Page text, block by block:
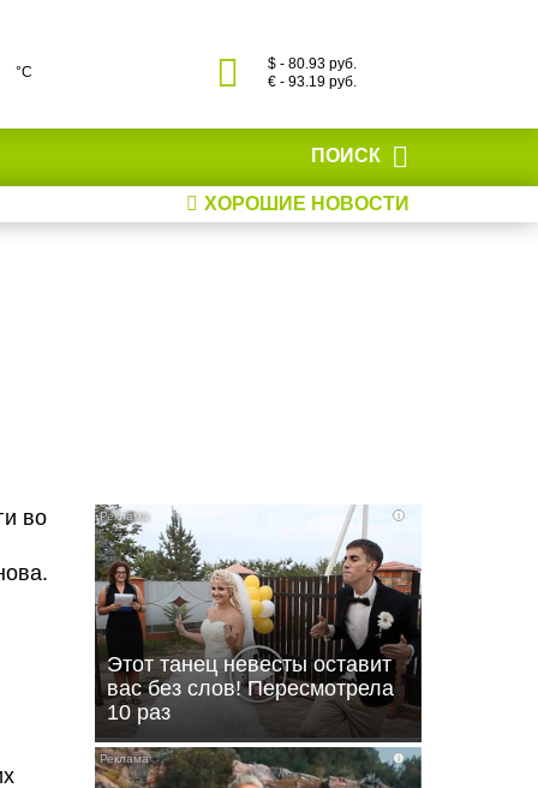
°С
$ - 80.93 руб.
€ - 93.19 руб.
ПОИСК
ХОРОШИЕ НОВОСТИ
во
i
Этот танец невесты оставит
вас без слов! Пересмотрела
10 раз
i